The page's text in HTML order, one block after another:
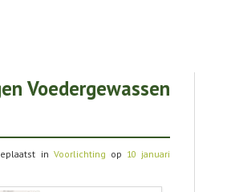
Voedergewassen
in Voorlichting op 10 januari